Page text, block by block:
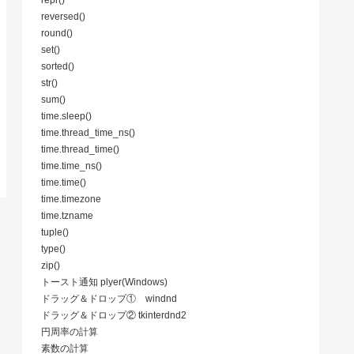
reversed()
round()
set()
sorted()
str()
sum()
time.sleep()
time.thread_time_ns()
time.thread_time()
time.time_ns()
time.time()
time.timezone
time.tzname
tuple()
type()
zip()
トースト通知 plyer(Windows)
ドラッグ＆ドロップ① windnd
ドラッグ＆ドロップ② tkinterdnd2
円周率の計算
素数の計算